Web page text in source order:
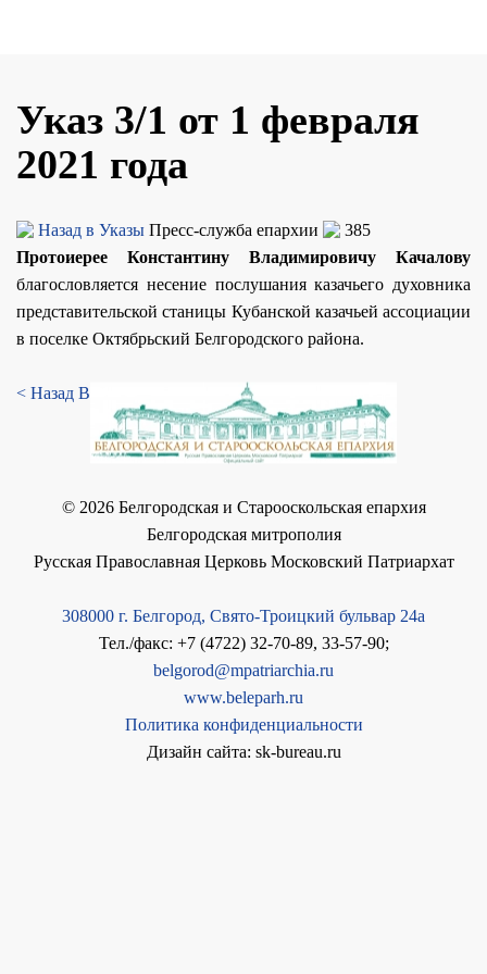
Указ 3/1 от 1 февраля
2021 года
Назад в Указы Пресс-служба епархии
385
Протоиерее Константину Владимировичу Качалову
благословляется несение послушания казачьего духовника
представительской станицы Кубанской казачьей ассоциации
в поселке Октябрьский Белгородского района.
< Назад Вперед >
© 2026Белгородская и Старооскольская епархия
Белгородская митрополия
Русская Православная Церковь Московский Патриархат
308000 г. Белгород, Свято-Троицкий бульвар 24а
Тел./факс: +7 (4722) 32-70-89, 33-57-90;
belgorod@mpatriarchia.ru
www.beleparh.ru
Политика конфиденциальности
Дизайн сайта: sk-bureau.ru